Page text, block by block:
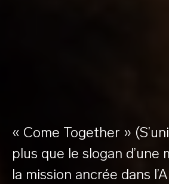
« Come Together »
plus que le slogan d’une
la mission ancrée dans